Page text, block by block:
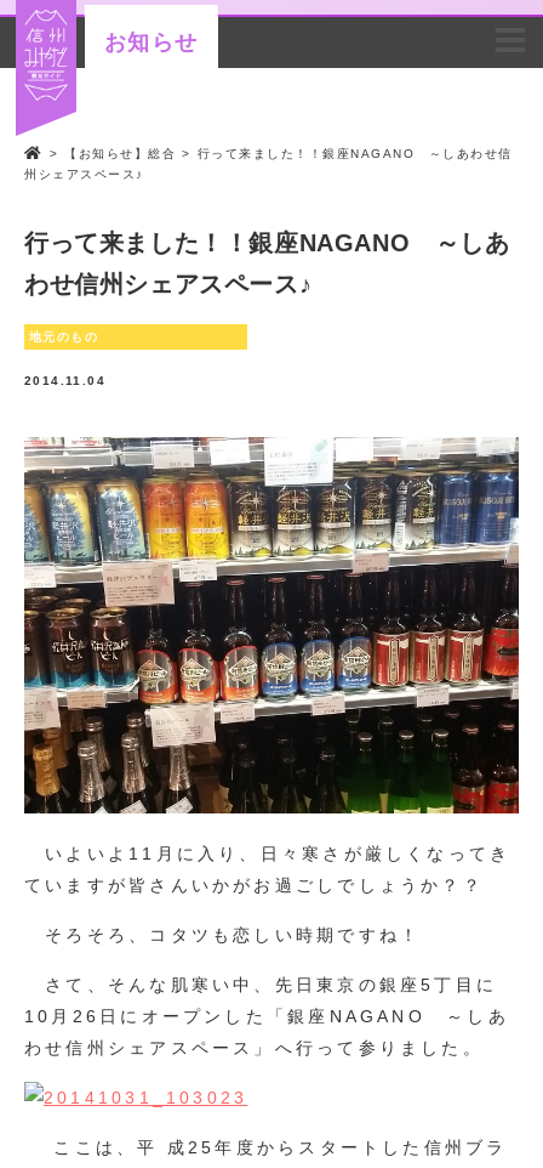
お知らせ
> 【お知らせ】総合 >
行って来ました！！銀座NAGANO ～しあわせ信
州シェアスペース♪
行って来ました！！銀座NAGANO ～しあ
わせ信州シェアスペース♪
地元のもの
2014.11.04
いよいよ11月に入り、日々寒さが厳しくなってき
ていますが皆さんいかがお過ごしでしょうか？？
そろそろ、コタツも恋しい時期ですね！
さて、そんな肌寒い中、先日東京の銀座5丁目に
10月26日にオープンした「銀座NAGANO ～しあ
わせ信州シェアスペース」へ行って参りました。
ここは、平 成25年度からスタートした信州ブラ